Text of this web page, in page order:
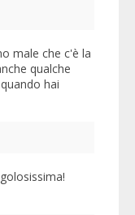
male che c'è la
qualche
hai